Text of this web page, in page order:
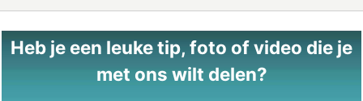
Heb je een leuke tip, foto of video die je
met ons wilt delen?